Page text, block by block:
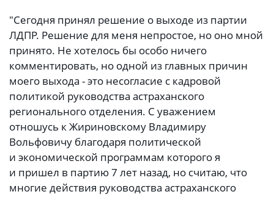
"Сегодня принял решение о выходе из партии
ЛДПР. Решение для меня непростое, но оно мной
принято. Не хотелось бы особо ничего
комментировать, но одной из главных причин
моего выхода - это несогласие с кадровой
политикой руководства астраханского
регионального отделения. С уважением
отношусь к Жириновскому Владимиру
Вольфовичу благодаря политической
и экономической программам которого я
и пришел в партию 7 лет назад, но считаю, что
многие действия руководства астраханского